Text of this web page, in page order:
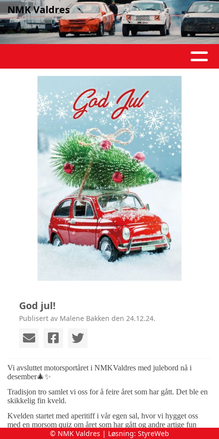
NMK Valdres
God jul!
Publisert av Malene Bakken den 24.12.24.
Vi avsluttet motorsportåret i NMKValdres med julebord nå i
desember🎄✨
Tradisjon tro samlet vi oss for å feire året som har gått. Det ble en
skikkelig fin kveld.
Kvelden startet med aperitiff i vår egen sal, hvor vi hygget oss
med en morsom quiz om året som har gått og andre artige fun
facts. Stemningen ble satt med god hjelp fra kveldens
© NMK Valdres | Løsning: StyreWeb